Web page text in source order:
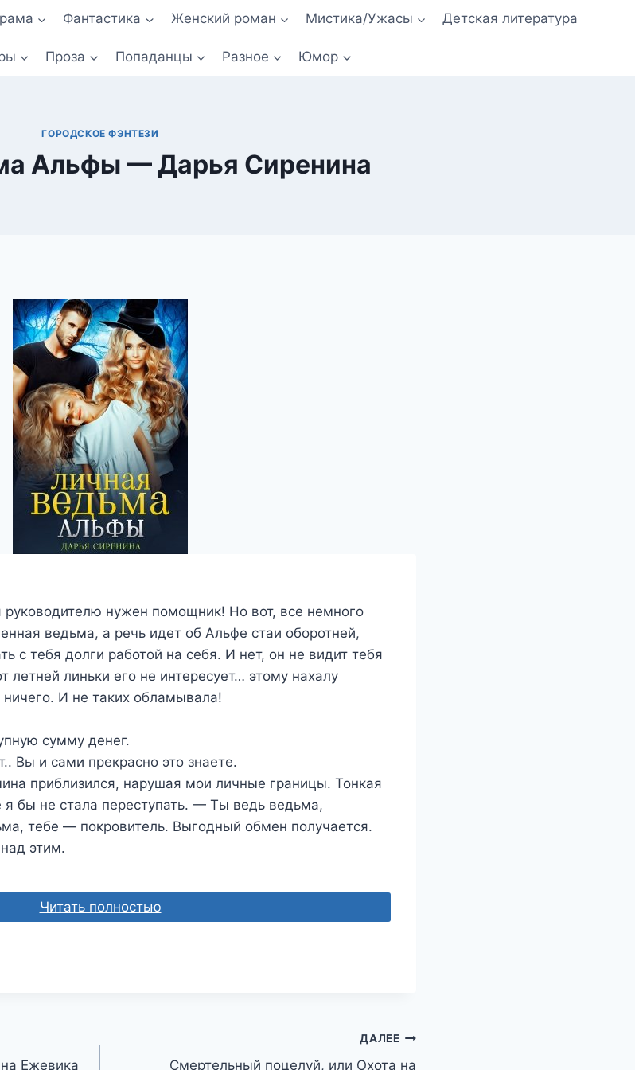
Фантастика Женский роман Мистика/Ужасы Детская литература
Проза Попаданцы Разное Юмор
ГОРОДСКОЕ ФЭНТЕЗИ
Альфы — Дарья Сиренина
нужен помощник! Но вот, все немного
ведьма, а речь идет об Альфе стаи оборотней,
с тебя долги работой на себя. И нет, он не видит тебя
летней линьки его не интересует… этому нахалу
И не таких обламывала!
сумму денег.
Вы и сами прекрасно это знаете.
приблизился, нарушая мои личные границы. Тонкая
я бы не стала переступать. — Ты ведь ведьма,
тебе — покровитель. Выгодный обмен получается.
этим.
Читать полностью
Ежевика
ДАЛЕЕ
Смертельный поцелуй, или Охота на